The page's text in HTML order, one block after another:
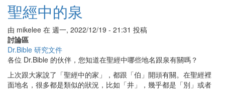
經
的
探
與
試
煉
聖經中的泉
由 mikelee 在 週一, 2022/12/19 - 21:31 投稿
討論區
Dr.Bible 研究文件
各位 Dr.Bible 的伙伴，您知道在聖經中哪些地名跟泉有關嗎？
上次跟大家說了「聖經中的家」，都跟「伯」開頭有關。在聖經裡
面地名，很多都是類似的狀況，比如「井」，幾乎都是「別」或者